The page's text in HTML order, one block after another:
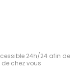
24h/24 afin de
chez vous